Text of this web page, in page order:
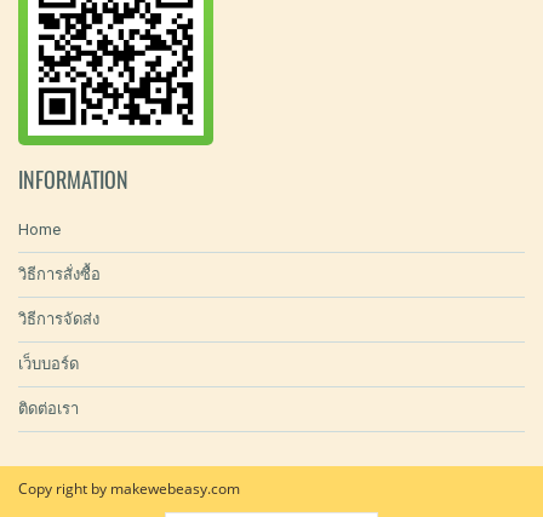
INFORMATION
Home
วิธีการสั่งซื้อ
วิธีการจัดส่ง
เว็บบอร์ด
ติดต่อเรา
Copy right by makewebeasy.com